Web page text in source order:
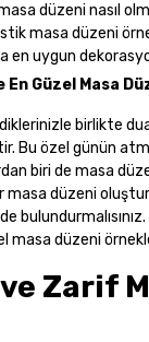
düzeni nasıl
masa düzeni
en uygun
En Güzel Masa
birlikte
Bu özel günün
biri de masa
masa düzeni
masa düzeni
Zarif